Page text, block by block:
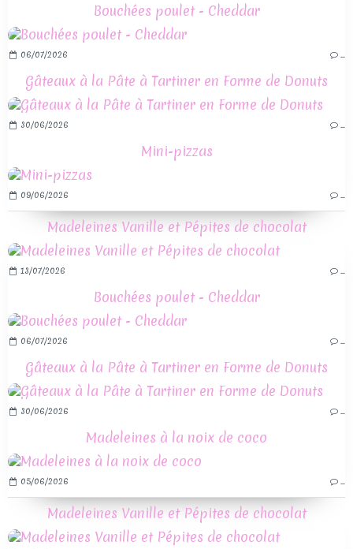
Bouchées poulet - Cheddar
06/07/2026 …
Gâteaux à la Pâte à Tartiner en Forme de Donuts
30/06/2026 …
Mini-pizzas
09/06/2026 …
Madeleines Vanille et Pépites de chocolat
13/07/2026 …
Bouchées poulet - Cheddar
06/07/2026 …
Gâteaux à la Pâte à Tartiner en Forme de Donuts
30/06/2026 …
Madeleines à la noix de coco
05/06/2026 …
Madeleines Vanille et Pépites de chocolat